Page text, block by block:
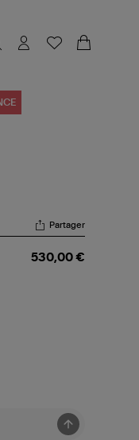
Partager
530,00 €